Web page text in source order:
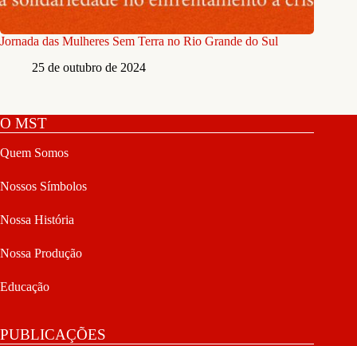
Jornada das Mulheres Sem Terra no Rio Grande do Sul
25 de outubro de 2024
O MST
Quem Somos
Nossos Símbolos
Nossa História
Nossa Produção
Educação
PUBLICAÇÕES